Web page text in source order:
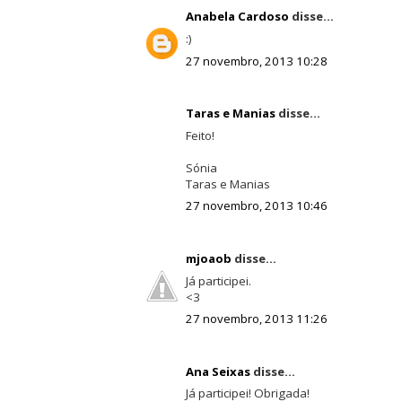
Anabela Cardoso disse...
:)
27 novembro, 2013 10:28
Taras e Maniasdisse...
Feito!
Sónia
Taras e Manias
27 novembro, 2013 10:46
mjoaob disse...
Já participei.
<3
27 novembro, 2013 11:26
Ana Seixasdisse...
Já participei! Obrigada!